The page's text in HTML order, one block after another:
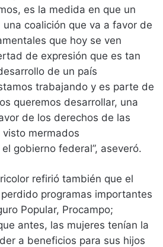
es la medida en que un
coalición que va a favor de
que hoy se ven
de expresión que es tan
de un país
trabajando y es parte de
queremos desarrollar, una
de los derechos de las
mermados
gobierno federal”, aseveró.
refirió también que el
programas importantes
Popular, Procampo;
antes, las mujeres tenían la
a beneficios para sus hijos